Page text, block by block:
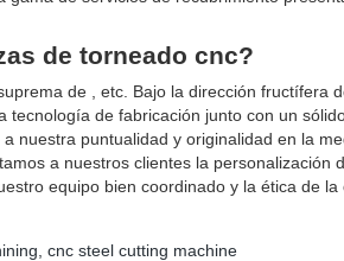
de torneado cnc?
de , etc. Bajo la dirección fructífera
tecnología de fabricación junto con un
nuestra puntualidad y originalidad en la
a nuestros clientes la personalización
equipo bien coordinado y la ética de la
cnc steel cutting machine